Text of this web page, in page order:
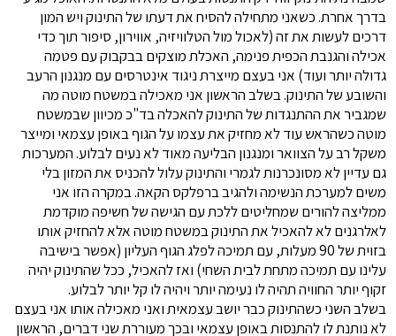
בדרך אחרת. כשאני מתחילה להסיח את דעתו של התינוק ויש המון
דרכים לעשות את זה (לאכול מול הטלוויזיה, אווירון, סיפור תוך כדי
אכילה והגנבת הכפית פנימה, האכלת מוצקים בבקבוק עם פטמה
גדולה יותר ועוד) אני בעצם מייצרת ניגוד אינטרסים עם מנגנון הרעב
והשובע של התינוק. בשלב הראשון אני מאכילה במשטח מוטה מה
שמגביר את ההתנגדות של התינוק להאכלה בד"כ מכיוון שבמשטח
מוטה כשהראש עוד לא מחזיק את עצמו על הגוף באופן עצמאי ומייצר
משקל רב על הצוואר ומנגנון הבליעה מאוד לא נעים לבלוע. המערכות
גם עדיין לא מסונכרנות לגמרי והתינוק עלול להכניס את המזון בלי
משים למערכת הנשימה ולהגיב ברפלקס הקאה. במקרה הזו אני
ממליצה להורים שמחליטים ללכת עם הגישה של חשיפה מוקדמת
לאלרגנים לא להאכיל את התינוק במשטח מוטה אלא להחזיק אותו
בזוית של 90 מעלות, עם תמיכה לפלג הגוף העליון (אפשר בישיבה
עלינו עם תמיכה מתחת לבית השחי) ואז להאכיל, ככל שהתינוק יהיה
זקוף יותר החוויה תהיה לו נעימה יותר ויהיה לו קל יותר לבלוע.
בשלב השני כשהתינוק כבר יושב עצמאית ואני מאכילה אותו אני בעצם
לא נותנת לו להתנסות באופן עצמאי ובכך מעוררת שני דברים, הראשון